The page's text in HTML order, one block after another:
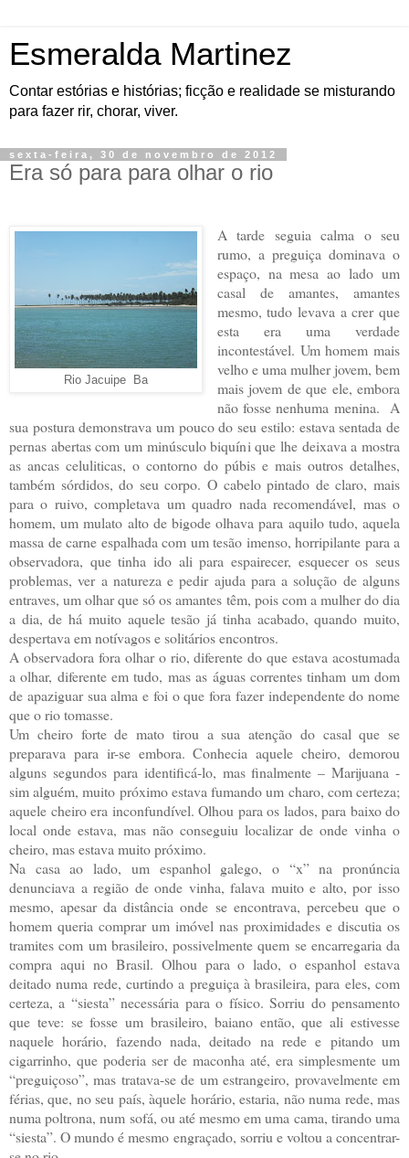
Esmeralda Martinez
Contar estórias e histórias; ficção e realidade se misturando
para fazer rir, chorar, viver.
sexta-feira, 30 de novembro de 2012
Era só para para olhar o rio
Rio Jacuipe Ba
A tarde seguia calma o seu
rumo, a preguiça dominava o
espaço, na mesa ao lado um
casal de amantes, amantes
mesmo, tudo levava a crer que
esta era uma verdade
incontestável. Um homem mais
velho e uma mulher jovem, bem
mais jovem de que ele, embora
não fosse nenhuma menina. A
sua postura demonstrava um pouco do seu estilo: estava sentada de
pernas abertas com um minúsculo biquíni que lhe deixava a mostra
as ancas celuliticas, o contorno do púbis e mais outros detalhes,
também sórdidos, do seu corpo. O cabelo pintado de claro, mais
para o ruivo, completava um quadro nada recomendável, mas o
homem, um mulato alto de bigode olhava para aquilo tudo, aquela
massa de carne espalhada com um tesão imenso, horripilante para a
observadora, que tinha ido ali para espairecer, esquecer os seus
problemas, ver a natureza e pedir ajuda para a solução de alguns
entraves, um olhar que só os amantes têm, pois com a mulher do dia
a dia, de há muito aquele tesão já tinha acabado, quando muito,
despertava em notívagos e solitários encontros.
A observadora fora olhar o rio, diferente do que estava acostumada
a olhar, diferente em tudo, mas as águas correntes tinham um dom
de apaziguar sua alma e foi o que fora fazer independente do nome
que o rio tomasse.
Um cheiro forte de mato tirou a sua atenção do casal que se
preparava para ir-se embora. Conhecia aquele cheiro, demorou
alguns segundos para identificá-lo, mas finalmente – Marijuana -
sim alguém, muito próximo estava fumando um charo, com certeza;
aquele cheiro era inconfundível. Olhou para os lados, para baixo do
local onde estava, mas não conseguiu localizar de onde vinha o
cheiro, mas estava muito próximo.
Na casa ao lado, um espanhol galego, o “x” na pronúncia
denunciava a região de onde vinha, falava muito e alto, por isso
mesmo, apesar da distância onde se encontrava, percebeu que o
homem queria comprar um imóvel nas proximidades e discutia os
tramites com um brasileiro, possivelmente quem se encarregaria da
compra aqui no Brasil. Olhou para o lado, o espanhol estava
deitado numa rede, curtindo a preguiça à brasileira, para eles, com
certeza, a “siesta” necessária para o físico. Sorriu do pensamento
que teve: se fosse um brasileiro, baiano então, que ali estivesse
naquele horário, fazendo nada, deitado na rede e pitando um
cigarrinho, que poderia ser de maconha até, era simplesmente um
“preguiçoso”, mas tratava-se de um estrangeiro, provavelmente em
férias, que, no seu país, àquele horário, estaria, não numa rede, mas
numa poltrona, num sofá, ou até mesmo em uma cama, tirando uma
“siesta”. O mundo é mesmo engraçado, sorriu e voltou a concentrar-